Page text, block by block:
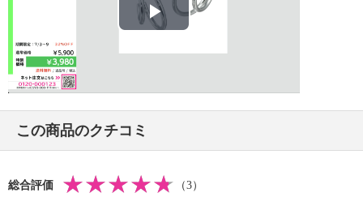
Play
この商品のクチコミ
総合評価 （3）